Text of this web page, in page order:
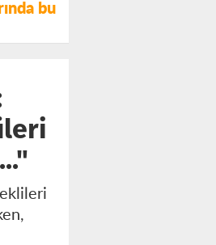
bu